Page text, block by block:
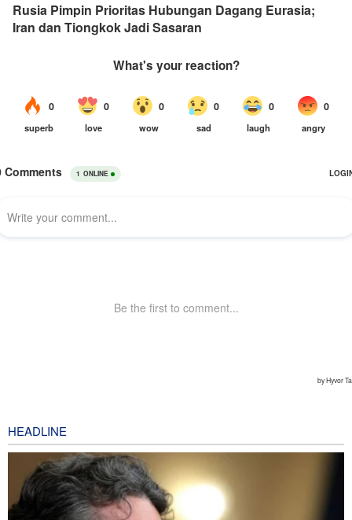
Rusia Pimpin Prioritas Hubungan Dagang Eurasia;
Iran dan Tiongkok Jadi Sasaran
HEADLINE